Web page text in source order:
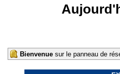
Bienvenue sur le panneau de